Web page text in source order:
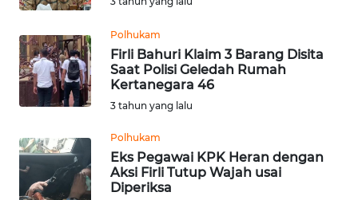
Polhukam
Firli Bahuri Klaim 3 Barang Disita
Saat Polisi Geledah Rumah
Kertanegara 46
3 tahun yang lalu
Polhukam
Eks Pegawai KPK Heran dengan
Aksi Firli Tutup Wajah usai
Diperiksa
TINGGI
WN
PAKPAK
WN
BEKASI